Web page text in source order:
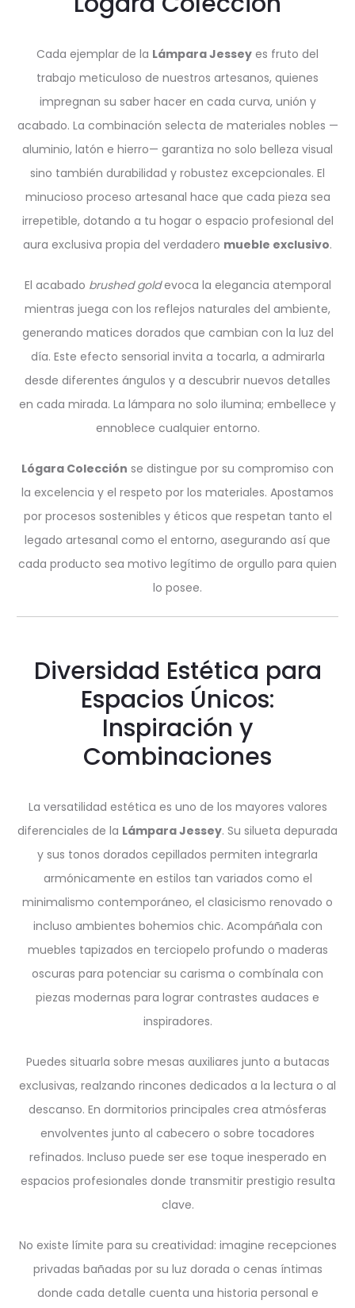
Cada ejemplar de la Lámpara Jessey es fruto del
trabajo meticuloso de nuestros artesanos, quienes
impregnan su saber hacer en cada curva, unión y
acabado. La combinación selecta de materiales nobles —
aluminio, latón e hierro— garantiza no solo belleza visual
sino también durabilidad y robustez excepcionales. El
minucioso proceso artesanal hace que cada pieza sea
irrepetible, dotando a tu hogar o espacio profesional del
aura exclusiva propia del verdadero mueble exclusivo.
El acabado brushed goldevoca la elegancia atemporal
mientras juega con los reflejos naturales del ambiente,
generando matices dorados que cambian con la luz del
día. Este efecto sensorial invita a tocarla, a admirarla
desde diferentes ángulos y a descubrir nuevos detalles
en cada mirada. La lámpara no solo ilumina; embellece y
ennoblece cualquier entorno.
Lógara Colección se distingue por su compromiso con
la excelencia y el respeto por los materiales. Apostamos
por procesos sostenibles y éticos que respetan tanto el
legado artesanal como el entorno, asegurando así que
cada producto sea motivo legítimo de orgullo para quien
lo posee.
Diversidad Estética para
Espacios Únicos:
Inspiración y
Combinaciones
La versatilidad estética es uno de los mayores valores
diferenciales de la Lámpara Jessey. Su silueta depurada
y sus tonos dorados cepillados permiten integrarla
armónicamente en estilos tan variados como el
minimalismo contemporáneo, el clasicismo renovado o
incluso ambientes bohemios chic. Acompáñala con
muebles tapizados en terciopelo profundo o maderas
oscuras para potenciar su carisma o combínala con
piezas modernas para lograr contrastes audaces e
inspiradores.
Puedes situarla sobre mesas auxiliares junto a butacas
exclusivas, realzando rincones dedicados a la lectura o al
descanso. En dormitorios principales crea atmósferas
envolventes junto al cabecero o sobre tocadores
refinados. Incluso puede ser ese toque inesperado en
espacios profesionales donde transmitir prestigio resulta
clave.
No existe límite para su creatividad: imagine recepciones
privadas bañadas por su luz dorada o cenas íntimas
donde cada detalle cuenta una historia personal e